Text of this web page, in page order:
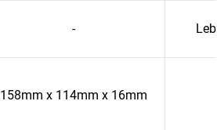
-
158mm x 114mm x 16mm